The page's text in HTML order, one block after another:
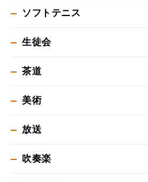
ソフトテニス
生徒会
茶道
美術
放送
吹奏楽